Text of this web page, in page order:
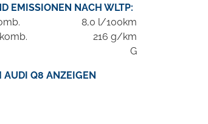
EMISSIONEN NACH WLTP:
8,0 l/100km
216 g/km
G
AUDI Q8 ANZEIGEN